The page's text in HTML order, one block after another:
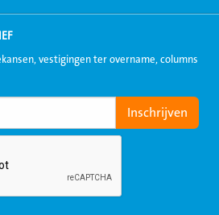
vestigingen ter overname, columns